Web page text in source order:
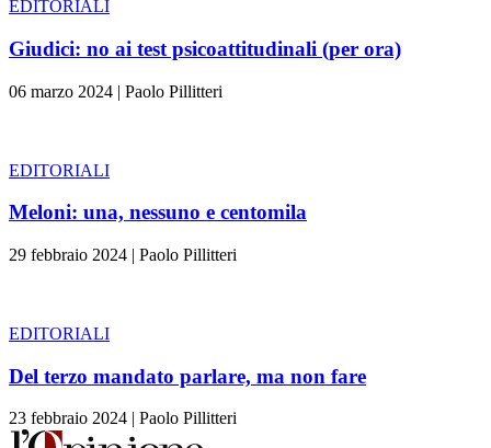
EDITORIALI
Giudici: no ai test psicoattitudinali (per ora)
06 marzo 2024 | Paolo Pillitteri
EDITORIALI
Meloni: una, nessuno e centomila
29 febbraio 2024 | Paolo Pillitteri
EDITORIALI
Del terzo mandato parlare, ma non fare
23 febbraio 2024 | Paolo Pillitteri